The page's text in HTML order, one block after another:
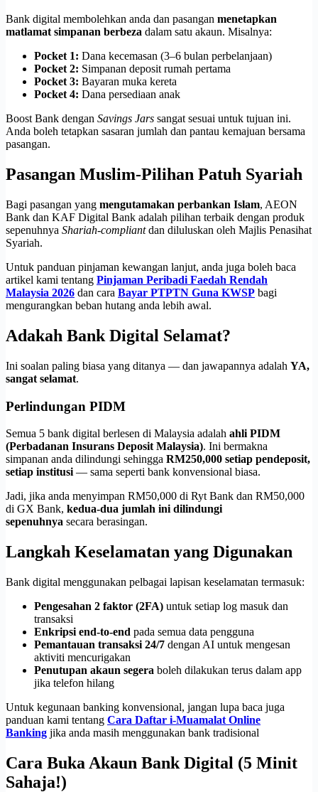
Bank digital membolehkan anda dan pasangan menetapkan
matlamat simpanan berbeza dalam satu akaun. Misalnya:
Pocket 1: Dana kecemasan (3–6 bulan perbelanjaan)
Pocket 2: Simpanan deposit rumah pertama
Pocket 3: Bayaran muka kereta
Pocket 4: Dana persediaan anak
Boost Bank dengan Savings Jars sangat sesuai untuk tujuan ini.
Anda boleh tetapkan sasaran jumlah dan pantau kemajuan bersama
pasangan.
Pasangan Muslim-Pilihan Patuh Syariah
Bagi pasangan yang mengutamakan perbankan Islam, AEON
Bank dan KAF Digital Bank adalah pilihan terbaik dengan produk
sepenuhnya Shariah-compliantdan diluluskan oleh Majlis Penasihat
Syariah.
Untuk panduan pinjaman kewangan lanjut, anda juga boleh baca
artikel kami tentang Pinjaman Peribadi Faedah Rendah
Malaysia 2026 dan cara Bayar PTPTN Guna KWSP bagi
mengurangkan beban hutang anda lebih awal.
Adakah Bank Digital Selamat?
Ini soalan paling biasa yang ditanya — dan jawapannya adalah YA,
sangat selamat.
Perlindungan PIDM
Semua 5 bank digital berlesen di Malaysia adalah ahli PIDM
(Perbadanan Insurans Deposit Malaysia). Ini bermakna
simpanan anda dilindungi sehingga RM250,000 setiap pendeposit,
setiap institusi— sama seperti bank konvensional biasa.
Jadi, jika anda menyimpan RM50,000 di Ryt Bank dan RM50,000
di GX Bank, kedua-dua jumlah ini dilindungi
sepenuhnya secara berasingan.
Langkah Keselamatan yang Digunakan
Bank digital menggunakan pelbagai lapisan keselamatan termasuk:
Pengesahan 2 faktor (2FA) untuk setiap log masuk dan
transaksi
Enkripsi end-to-end pada semua data pengguna
Pemantauan transaksi 24/7 dengan AI untuk mengesan
aktiviti mencurigakan
Penutupan akaun segera boleh dilakukan terus dalam app
jika telefon hilang
Untuk kegunaan banking konvensional, jangan lupa baca juga
panduan kami tentang Cara Daftar i-Muamalat Online
Banking jika anda masih menggunakan bank tradisional
Cara Buka Akaun Bank Digital (5 Minit
Sahaja!)